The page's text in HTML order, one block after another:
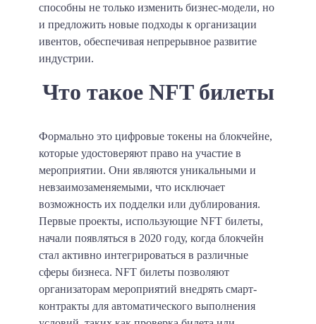
способны не только изменить бизнес-модели, но
и предложить новые подходы к организации
ивентов, обеспечивая непрерывное развитие
индустрии.
Что такое NFT билеты
Формально это цифровые токены на блокчейне,
которые удостоверяют право на участие в
мероприятии. Они являются уникальными и
невзаимозаменяемыми, что исключает
возможность их подделки или дублирования.
Первые проекты, использующие NFT билеты,
начали появляться в 2020 году, когда блокчейн
стал активно интегрироваться в различные
сферы бизнеса. NFT билеты позволяют
организаторам мероприятий внедрять смарт-
контракты для автоматического выполнения